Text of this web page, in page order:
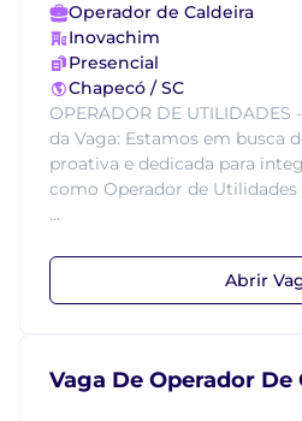
Operador de Caldeira
Inovachim
Presencial
Chapecó / SC
OPERADOR DE UTILIDADES
da Vaga: Estamos em busca
proativa e dedicada para
como Operador de Utilidades
...
Abrir
Vaga De Operador De